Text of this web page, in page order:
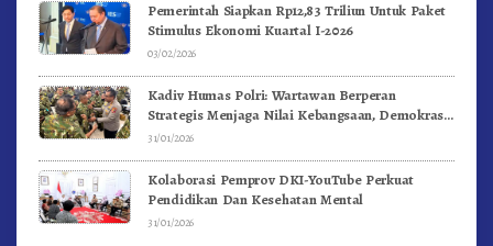
Pemerintah Siapkan Rp12,83 Triliun Untuk Paket
Stimulus Ekonomi Kuartal I-2026
03/02/2026
Kadiv Humas Polri: Wartawan Berperan
Strategis Menjaga Nilai Kebangsaan, Demokrasi,
dan NKRI
31/01/2026
Kolaborasi Pemprov DKI-YouTube Perkuat
Pendidikan Dan Kesehatan Mental
31/01/2026